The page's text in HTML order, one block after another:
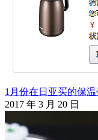
1月份在日亚买的保
2017 年 3 月 20 日